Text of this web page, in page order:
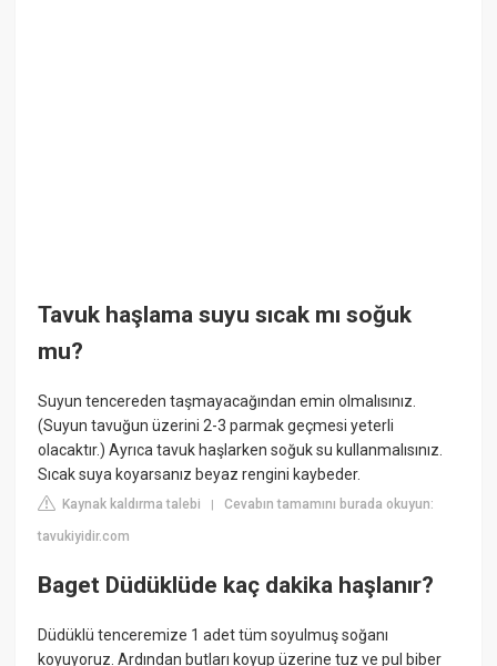
Tavuk haşlama suyu sıcak mı soğuk
mu?
Suyun tencereden taşmayacağından emin olmalısınız.
(Suyun tavuğun üzerini 2-3 parmak geçmesi yeterli
olacaktır.) Ayrıca tavuk haşlarken soğuk su kullanmalısınız.
Sıcak suya koyarsanız beyaz rengini kaybeder.
Kaynak kaldırma talebi |Cevabın tamamını burada okuyun:
tavukiyidir.com
Baget Düdüklüde kaç dakika haşlanır?
Düdüklü tenceremize 1 adet tüm soyulmuş soğanı
koyuyoruz. Ardından butları koyup üzerine tuz ve pul biber